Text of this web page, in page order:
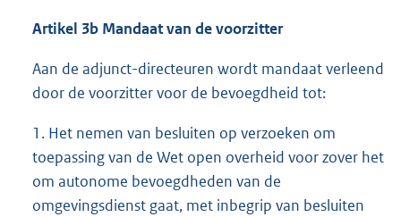
Artikel 3b Mandaat van de voorzitter
Aan de adjunct-directeuren wordt mandaat verleend
door de voorzitter voor de bevoegdheid tot:
1. Het nemen van besluiten op verzoeken om
toepassing van de Wet open overheid voor zover het
om autonome bevoegdheden van de
omgevingsdienst gaat, met inbegrip van besluiten